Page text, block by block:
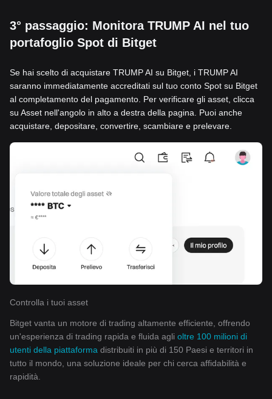
3° passaggio: Monitora TRUMP AI nel tuo
portafoglio Spot di Bitget
Se hai scelto di acquistare TRUMP AI su Bitget, i TRUMP AI
saranno immediatamente accreditati sul tuo conto Spot su Bitget
al completamento del pagamento. Per verificare gli asset, clicca
su Asset nell'angolo in alto a destra della pagina. Puoi anche
acquistare, depositare, convertire, scambiare e prelevare.
Controlla i tuoi asset
Bitget vanta un motore di trading altamente efficiente, offrendo
un'esperienza di trading rapida e fluida agli oltre 100 milioni di
utenti della piattaforma distribuiti in più di 150 Paesi e territori in
tutto il mondo, una soluzione ideale per chi cerca affidabilità e
rapidità.